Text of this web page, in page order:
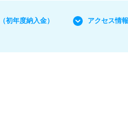
（初年度納入金）
アクセス情報